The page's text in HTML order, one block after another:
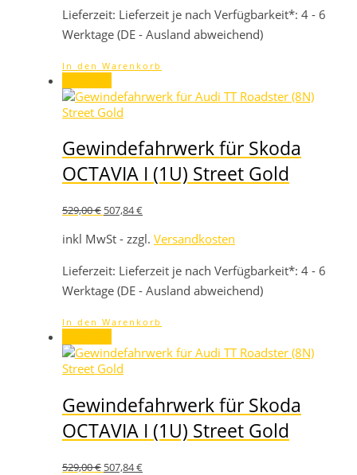
Lieferzeit: Lieferzeit je nach Verfügbarkeit*: 4 - 6
Werktage (DE - Ausland abweichend)
In den Warenkorb
Gewindefahrwerk für Skoda
OCTAVIA I (1U) Street Gold
529,00€ Ursprünglicher
war:
529,00 €
507,84€Aktueller
ist:
507,84 €.
inkl MwSt - zzgl. Versandkosten
Lieferzeit: Lieferzeit je nach Verfügbarkeit*: 4 - 6
Werktage (DE - Ausland abweichend)
In den Warenkorb
Gewindefahrwerk für Skoda
OCTAVIA I (1U) Street Gold
529,00€ Ursprünglicher
507,84€Aktueller